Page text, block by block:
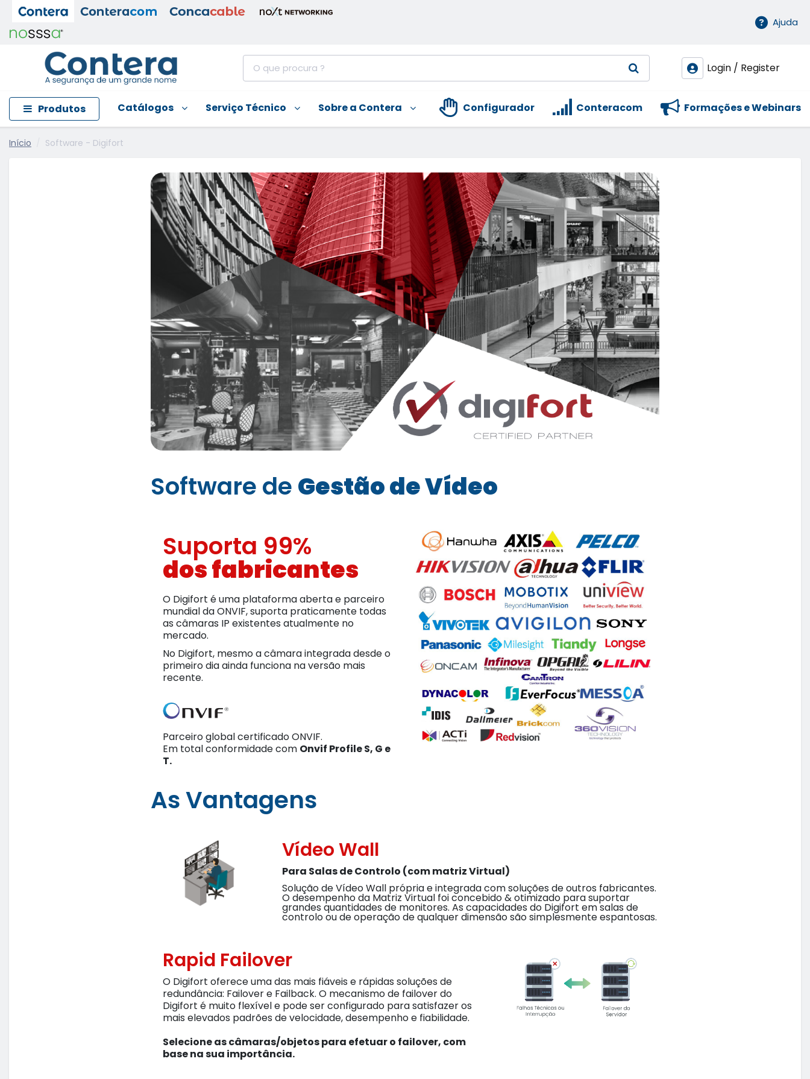
Ajuda
Login / Register
Produtos Catálogos Serviço Técnico Sobre a Contera Formações e Webinars
Conteracom
Configurador
Início Software - Digifort
Software de Gestão de Vídeo
Suporta 99%
dos fabricantes
O Digifort é uma plataforma aberta e parceiro
mundial da ONVIF, suporta praticamente todas
as câmaras IP existentes atualmente no
mercado.
No Digifort, mesmo a câmara integrada desde o
primeiro dia ainda funciona na versão mais
recente.
Parceiro global certificado ONVIF.
Em total conformidade com Onvif Profile S, G e
T.
As Vantagens
Vídeo Wall
Para Salas de Controlo (com matriz Virtual)
Solução de Vídeo Wall própria e integrada com soluções de outros fabricantes.
O desempenho da Matriz Virtual foi concebido & otimizado para suportar
grandes quantidades de monitores. As capacidades do Digifort em salas de
controlo ou de operação de qualquer dimensão são simplesmente espantosas.
Rapid Failover
O Digifort oferece uma das mais fiáveis e rápidas soluções de
redundância: Failover e Failback. O mecanismo de failover do
Digifort é muito flexível e pode ser configurado para satisfazer os
mais elevados padrões de velocidade, desempenho e fiabilidade.
Selecione as câmaras/objetos para efetuar o failover, com
base na sua importância.